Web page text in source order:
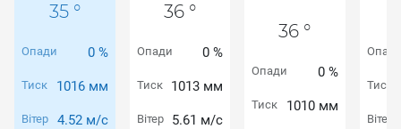
35 °
Опади 0 %
Тиск 1016 мм
Вітер 4.52 м/с
36 °
Опади 0 %
Тиск 1013 мм
Вітер 5.61 м/с
36 °
Опади 0 %
Тиск 1010 мм
Тиск
Вітер